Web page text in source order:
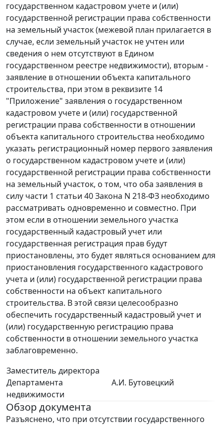
государственном кадастровом учете и (или)
государственной регистрации права собственности
на земельный участок (межевой план прилагается в
случае, если земельный участок не учтен или
сведения о нем отсутствуют в Едином
государственном реестре недвижимости), вторым -
заявление в отношении объекта капитального
строительства, при этом в реквизите 14
"Приложение" заявления о государственном
кадастровом учете и (или) государственной
регистрации права собственности в отношении
объекта капитального строительства необходимо
указать регистрационный номер первого заявления
о государственном кадастровом учете и (или)
государственной регистрации права собственности
на земельный участок, о том, что оба заявления в
силу части 1 статьи 40 Закона N 218-ФЗ необходимо
рассматривать одновременно и совместно. При
этом если в отношении земельного участка
государственный кадастровый учет или
государственная регистрация прав будут
приостановлены, это будет являться основанием для
приостановления государственного кадастрового
учета и (или) государственной регистрации права
собственности на объект капитального
строительства. В этой связи целесообразно
обеспечить государственный кадастровый учет и
(или) государственную регистрацию права
собственности в отношении земельного участка
заблаговременно.
Заместитель директора
Департамента
недвижимости
А.И. Бутовецкий
Обзор документа
Разъяснено, что при отсутствии государственного